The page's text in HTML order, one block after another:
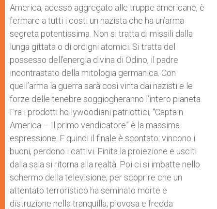
America, adesso aggregato alle truppe americane, è
fermare a tutti i costi un nazista che ha un’arma
segreta potentissima. Non si tratta di missili dalla
lunga gittata o di ordigni atomici. Si tratta del
possesso dell’energia divina di Odino, il padre
incontrastato della mitologia germanica. Con
quell’arma la guerra sarà così vinta dai nazisti e le
forze delle tenebre soggiogheranno l’intero pianeta.
Fra i prodotti hollywoodiani patriottici, “Captain
America – Il primo vendicatore” è la massima
espressione. E quindi il finale è scontato: vincono i
buoni, perdono i cattivi. Finita la proiezione e usciti
dalla sala si ritorna alla realtà. Poi ci si imbatte nello
schermo della televisione, per scoprire che un
attentato terroristico ha seminato morte e
distruzione nella tranquilla, piovosa e fredda